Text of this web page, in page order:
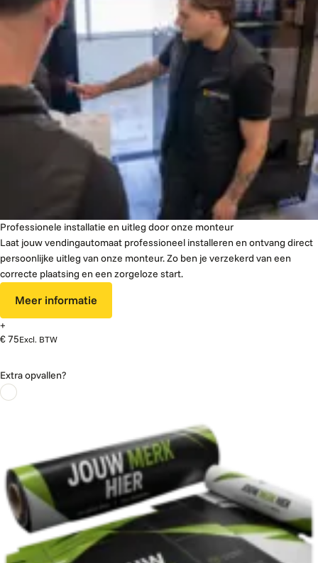
Professionele installatie en uitleg door onze monteur
Laat jouw vendingautomaat professioneel installeren en ontvang direct
persoonlijke uitleg van onze monteur. Zo ben je verzekerd van een
correcte plaatsing en een zorgeloze start.
Meer informatie
+
€ 75Excl. BTW
Extra opvallen?